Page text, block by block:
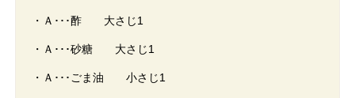
・Ａ･･･酢 大さじ1
・Ａ･･･砂糖 大さじ1
・Ａ･･･ごま油 小さじ1